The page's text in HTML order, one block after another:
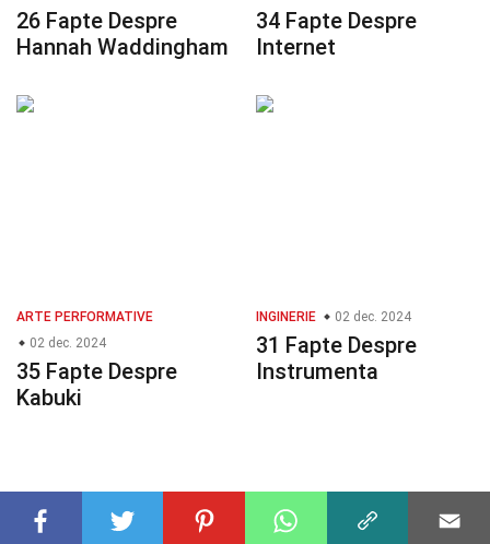
26 Fapte Despre
Hannah Waddingham
34 Fapte Despre
Internet
ARTE PERFORMATIVE
02 dec. 2024
35 Fapte Despre
Kabuki
INGINERIE 02 dec. 2024
31 Fapte Despre
Instrumenta